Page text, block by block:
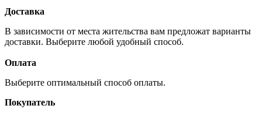
Доставка
В зависимости от места жительства вам предложат варианты
доставки. Выберите любой удобный способ.
Оплата
Выберите оптимальный способ оплаты.
Покупатель